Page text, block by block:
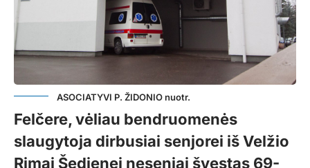
ASOCIATYVI P. ŽIDONIO nuotr.
Felčere, vėliau bendruomenės
slaugytoja dirbusiai senjorei iš Velžio
Rimai Šedienei neseniai švęstas 69-